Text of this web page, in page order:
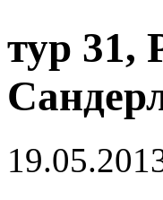
тур 31,